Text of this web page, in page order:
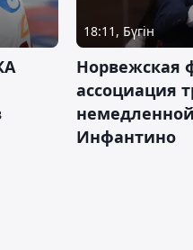
18:11, Бүгін
Норвежская
ассоциация
Инфантино